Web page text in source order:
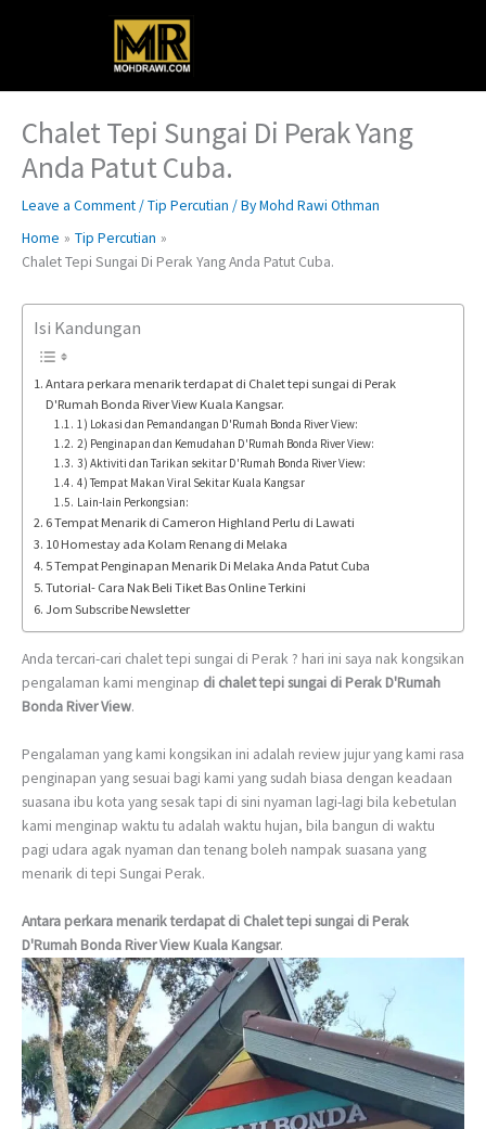
Chalet Tepi Sungai Di Perak Yang
Anda Patut Cuba.
Leave a Comment/Tip Percutian / ByMohd Rawi Othman
Home
Tip Percutian
Chalet Tepi Sungai Di Perak Yang Anda Patut Cuba.
Isi Kandungan
Antara perkara menarik terdapat di Chalet tepi sungai di Perak
D'Rumah Bonda River View Kuala Kangsar.
1) Lokasi dan Pemandangan D'Rumah Bonda River View:
2) Penginapan dan Kemudahan D'Rumah Bonda River View:
3) Aktiviti dan Tarikan sekitar D'Rumah Bonda River View:
4) Tempat Makan Viral Sekitar Kuala Kangsar
Lain-lain Perkongsian:
6 Tempat Menarik di Cameron Highland Perlu di Lawati
10 Homestay ada Kolam Renang di Melaka
5 Tempat Penginapan Menarik Di Melaka Anda Patut Cuba
Tutorial- Cara Nak Beli Tiket Bas Online Terkini
Jom Subscribe Newsletter
Anda tercari-cari chalet tepi sungai di Perak ? hari ini saya nak kongsikan
pengalaman kami menginap di chalet tepi sungai di Perak D'Rumah
Bonda River View.
Pengalaman yang kami kongsikan ini adalah review jujur yang kami rasa
penginapan yang sesuai bagi kami yang sudah biasa dengan keadaan
suasana ibu kota yang sesak tapi di sini nyaman lagi-lagi bila kebetulan
kami menginap waktu tu adalah waktu hujan, bila bangun di waktu
pagi udara agak nyaman dan tenang boleh nampak suasana yang
menarik di tepi Sungai Perak.
Antara perkara menarik terdapat di Chalet tepi sungai di Perak
D'Rumah Bonda River View Kuala Kangsar.